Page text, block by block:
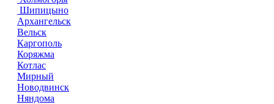
Шипицыно
Архангельск
Вельск
Каргополь
Коряжма
Котлас
Мирный
Новодвинск
Няндома